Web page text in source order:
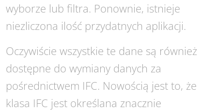
wyborze lub filtra. Ponownie, istnieje
niezliczona ilość przydatnych aplikacji.
Oczywiście wszystkie te dane są również
dostępne do wymiany danych za
pośrednictwem IFC. Nowością jest to, że
klasa IFC jest określana znacznie